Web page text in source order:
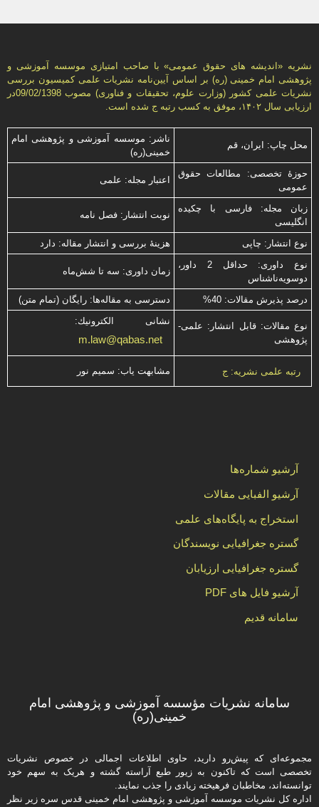
نشریه «انديشه های حقوق عمومی» با صاحب امتیازی موسسه آموزشی و
پژوهشی امام خمینی (ره) بر اساس آیین‌نامه نشریات علمی كمیسیون بررسى
نشریات علمى كشور (وزارت علوم، تحقیقات و فناورى) مصوب 09/02/1398در
ارزیابی سال ۱۴۰۲، موفق به کسب رتبه ج شده است.
محل چاپ: ایران، قم
ناشر: موسسه آموزشی و پژوهشی امام
خمینی(ره)
حوزۀ تخصصی: مطالعات حقوق
عمومی
اعتبار مجله: علمی
زبان مجله: فارسی با چكیده
انگلیسی
نوبت انتشار: فصل نامه
نوع انتشار: چاپی
هزینۀ بررسی و انتشار مقاله: دارد
نوع داوری: حداقل 2 داور،
دوسویه‌ناشناس
زمان داوری: سه تا شش‌ماه
درصد پذیرش مقالات: 40% دسترسی به مقاله‌ها: رایگان (تمام متن)
نوع مقالات: قابل انتشار: علمی-
پژوهشی
نشانی الكترونیك:
m.law@qabas.net
رتبه علمی نشریه: ج مشابهت ياب: سميم نور
آرشیو شماره‌ها
آرشیو الفبایی مقالات
استخراج به پایگاه‌های علمی
گستره جغرافیایی نویسندگان
گستره جغرافیایی ارزیابان
آرشیو فایل های PDF
سامانه قدیم
سامانه نشریات مؤسسه آموزشی و پژوهشی امام
خمینی(ره)
مجموعه‌ای که پیش‌رو دارید،‌ حاوی اطلاعات اجمالی در خصوص نشریات
تخصصی است که تاکنون به زیور طبع آراسته گشته و هریک به سهم خود
توانسته‌اند، مخاطبان فرهیخته‌ زیادی را جذب نمایند.
اداره كل نشریات موسسه آموزشی و پژوهشی امام خمینی قدس سره زیر نظر